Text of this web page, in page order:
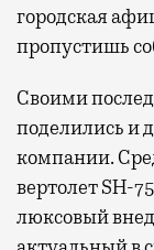
городская
пропустишь
Своими
поделились и
компании.
вертолет SH-
люксовый